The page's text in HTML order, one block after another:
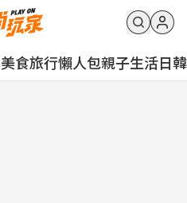
美食旅行懶人包親子生活日韓